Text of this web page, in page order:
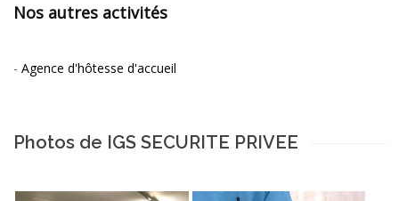
Nos autres activités
- Agence d'hôtesse d'accueil
Photos de IGS SECURITE PRIVEE